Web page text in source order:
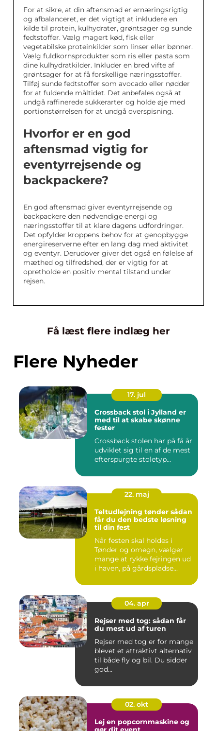
For at sikre, at din aftensmad er ernæringsrigtig
og afbalanceret, er det vigtigt at inkludere en
kilde til protein, kulhydrater, grøntsager og sunde
fedtstoffer. Vælg magert kød, fisk eller
vegetabilske proteinkilder som linser eller bønner.
Vælg fuldkornsprodukter som ris eller pasta som
dine kulhydratkilder. Inkluder en bred vifte af
grøntsager for at få forskellige næringsstoffer.
Tilføj sunde fedtstoffer som avocado eller nødder
for at fuldende måltidet. Det anbefales også at
undgå raffinerede sukkerarter og holde øje med
portionstørrelsen for at undgå overspisning.
Hvorfor er en god
aftensmad vigtig for
eventyrrejsende og
backpackere?
En god aftensmad giver eventyrrejsende og
backpackere den nødvendige energi og
næringsstoffer til at klare dagens udfordringer.
Det opfylder kroppens behov for at genopbygge
energireserverne efter en lang dag med aktivitet
og eventyr. Derudover giver det også en følelse af
mæthed og tilfredshed, der er vigtig for at
opretholde en positiv mental tilstand under
rejsen.
Få læst flere indlæg her
Flere Nyheder
17. jul
Crossback stol i Jylland er
med til at skabe skønne
fester
Crossback stolen har på få år
udviklet sig til en af de mest
efterspurgte stoletyp...
22. maj
Teltudlejning tønder sådan
får du den bedste løsning
til din fest
Når festen skal holdes i
Tønder og omegn, vælger
mange at rykke fejringen ud
i haven, på gårdspladse...
04. apr
Rejser med tog: sådan får
du mest ud af turen
Rejser med tog er for mange
blevet et attraktivt alternativ
til både fly og bil. Du sidder
god...
02. okt
Lej en popcornmaskine og